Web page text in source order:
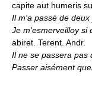
capite aut humeris
Il m'a passé de deux
Je m'esmerveilloy si
abiret. Terent. Andr.
Il ne se passera pas
Passer aisément